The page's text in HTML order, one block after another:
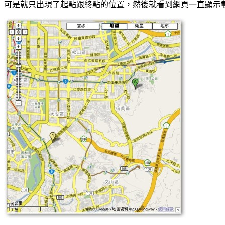
可是就只出現了起點跟終點的位置，然後就看到網頁一直顯示